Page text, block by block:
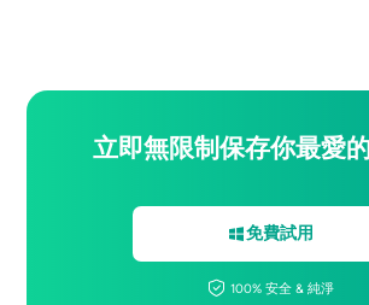
立即無限制保存你最愛
免費試用
100% 安全 & 純淨